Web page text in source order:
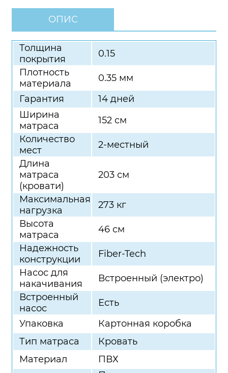
ОПИС
Толщина
покрытия
0.15
Плотность
материала
0.35 мм
Гарантия
14 дней
Ширина
матраса
152 см
Количество
мест
2-местный
Длина
матраса
(кровати)
203 см
Максимальная
нагрузка
273 кг
Высота
матраса
46 см
Надежность
конструкции
Fiber-Tech
Насос для
накачивания
Встроенный (электро)
Встроенный
насос
Есть
Упаковка
Картонная коробка
Тип матраса
Кровать
Материал
ПВХ